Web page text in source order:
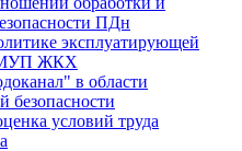
ПДн
эксплуатирующей
МУП ЖКХ
в области
условий труда